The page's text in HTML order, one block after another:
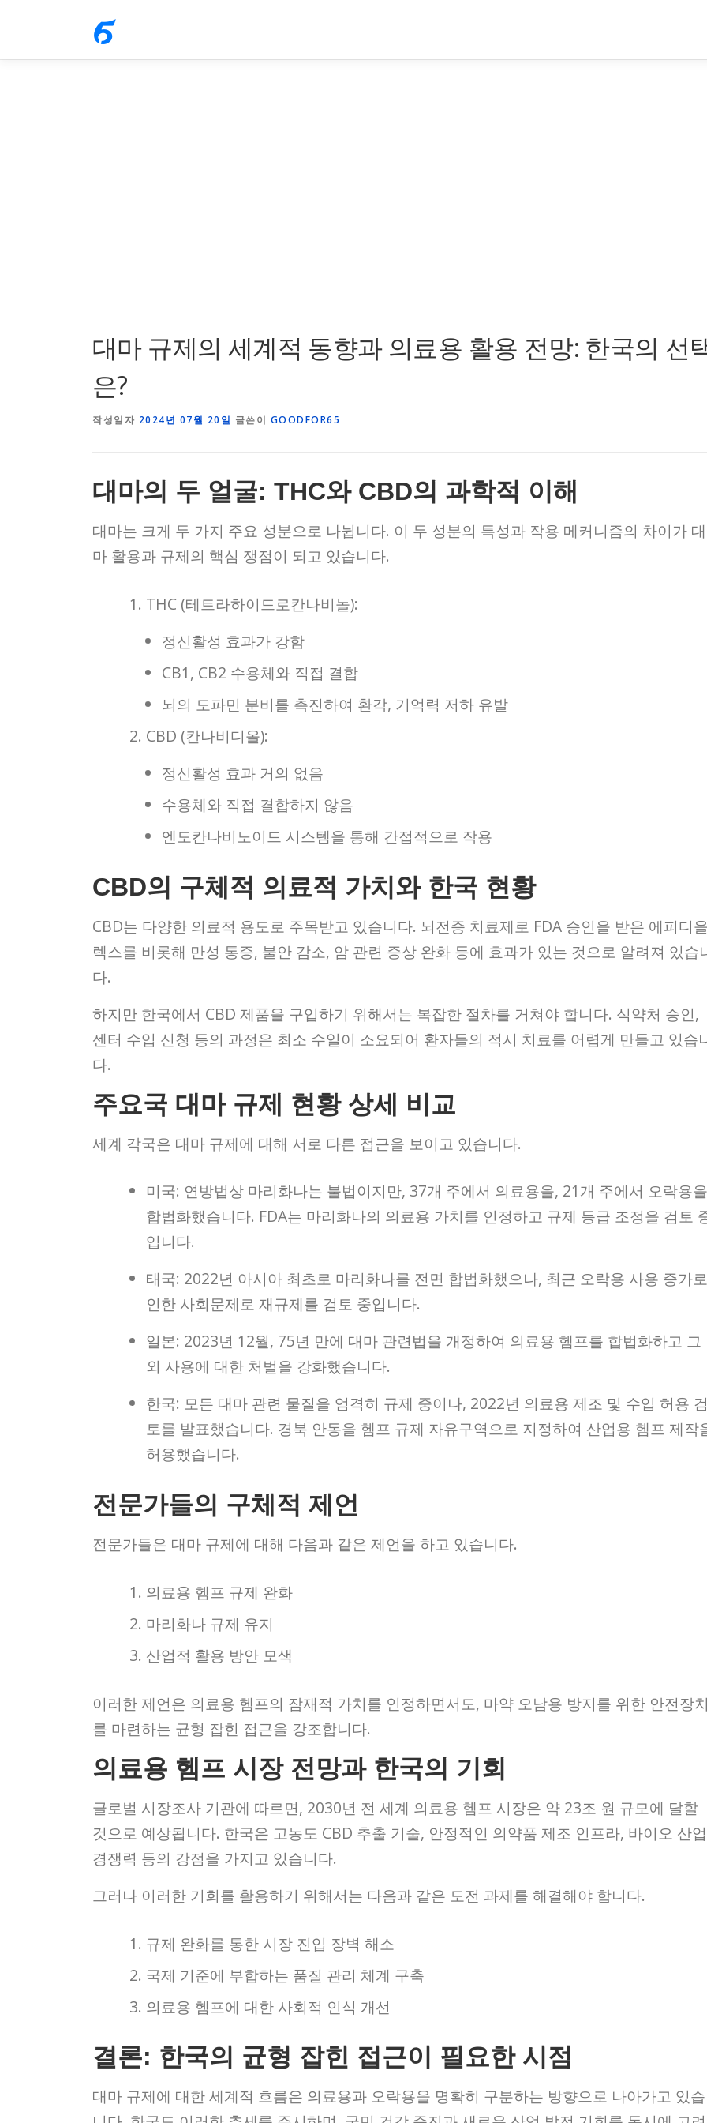
으
대마 규제의 세계적 동향과 의료용 활용 전망: 한국의 선
은?
작성일자 2024년 07월 20일 글쓴이 GOODFOR65
대마의 두 얼굴: THC와 CBD의 과학적 이해
대마는 크게 두 가지 주요 성분으로 나뉩니다. 이 두 성분의 특성과 작용 메커니즘의 차이가 대
마 활용과 규제의 핵심 쟁점이 되고 있습니다.
THC (테트라하이드로칸나비놀):
정신활성 효과가 강함
CB1, CB2 수용체와 직접 결합
뇌의 도파민 분비를 촉진하여 환각, 기억력 저하 유발
CBD (칸나비디올):
정신활성 효과 거의 없음
수용체와 직접 결합하지 않음
엔도칸나비노이드 시스템을 통해 간접적으로 작용
CBD의 구체적 의료적 가치와 한국 현황
CBD는 다양한 의료적 용도로 주목받고 있습니다. 뇌전증 치료제로 FDA 승인을 받은 에피디
렉스를 비롯해 만성 통증, 불안 감소, 암 관련 증상 완화 등에 효과가 있는 것으로 알려져 있습
다.
하지만 한국에서 CBD 제품을 구입하기 위해서는 복잡한 절차를 거쳐야 합니다. 식약처 승인,
센터 수입 신청 등의 과정은 최소 수일이 소요되어 환자들의 적시 치료를 어렵게 만들고 있습
다.
주요국 대마 규제 현황 상세 비교
세계 각국은 대마 규제에 대해 서로 다른 접근을 보이고 있습니다.
미국: 연방법상 마리화나는 불법이지만, 37개 주에서 의료용을, 21개 주에서 오락용을
합법화했습니다. FDA는 마리화나의 의료용 가치를 인정하고 규제 등급 조정을 검토
입니다.
태국: 2022년 아시아 최초로 마리화나를 전면 합법화했으나, 최근 오락용 사용 증가로
인한 사회문제로 재규제를 검토 중입니다.
일본: 2023년 12월, 75년 만에 대마 관련법을 개정하여 의료용 헴프를 합법화하고 그
외 사용에 대한 처벌을 강화했습니다.
한국: 모든 대마 관련 물질을 엄격히 규제 중이나, 2022년 의료용 제조 및 수입 허용
토를 발표했습니다. 경북 안동을 헴프 규제 자유구역으로 지정하여 산업용 헴프 제작
허용했습니다.
전문가들의 구체적 제언
전문가들은 대마 규제에 대해 다음과 같은 제언을 하고 있습니다.
의료용 헴프 규제 완화
마리화나 규제 유지
산업적 활용 방안 모색
이러한 제언은 의료용 헴프의 잠재적 가치를 인정하면서도, 마약 오남용 방지를 위한 안전장
를 마련하는 균형 잡힌 접근을 강조합니다.
의료용 헴프 시장 전망과 한국의 기회
글로벌 시장조사 기관에 따르면, 2030년 전 세계 의료용 헴프 시장은 약 23조 원 규모에 달할
것으로 예상됩니다. 한국은 고농도 CBD 추출 기술, 안정적인 의약품 제조 인프라, 바이오 산업
경쟁력 등의 강점을 가지고 있습니다.
그러나 이러한 기회를 활용하기 위해서는 다음과 같은 도전 과제를 해결해야 합니다.
규제 완화를 통한 시장 진입 장벽 해소
국제 기준에 부합하는 품질 관리 체계 구축
의료용 헴프에 대한 사회적 인식 개선
결론: 한국의 균형 잡힌 접근이 필요한 시점
대마 규제에 대한 세계적 흐름은 의료용과 오락용을 명확히 구분하는 방향으로 나아가고 있습